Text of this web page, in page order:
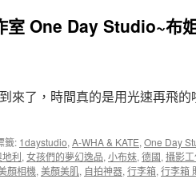
室 One Day Studio~布
來了，時間真的是用光速再飛
籤: 1daystudio, A-WHA & KATE, One Day
利, 女孩們的夢幻逸品, 小布妹, 德國, 攝影
顏相機, 美顏美肌, 自拍神器, 行李箱, 行李箱